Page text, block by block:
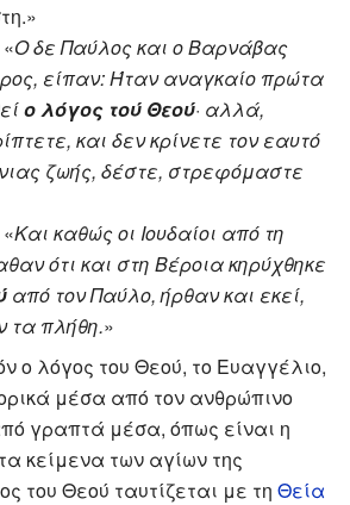
Ο δε Παύλος και ο Βαρνάβας
είπαν: Ήταν αναγκαίο πρώτα
ο λόγος τού Θεού· αλλά,
και δεν κρίνετε τον εαυτό
ζωής, δέστε, στρεφόμαστε
Και καθώς οι Ιουδαίοι από τη
ότι και στη Βέροια κηρύχθηκε
από τον Παύλο, ήρθαν και εκεί,
τα πλήθη.»
ο λόγος του Θεού, το Ευαγγέλιο,
μέσα από τον ανθρώπινο
γραπτά μέσα, όπως είναι η
κείμενα των αγίων της
του Θεού ταυτίζεται με τη Θεία